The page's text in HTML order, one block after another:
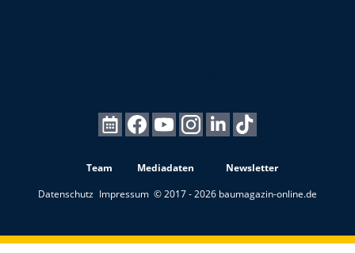
Team Mediadaten
Newsletter
Datenschutz Impressum © 2017 - 2026 baumagazin-online.de